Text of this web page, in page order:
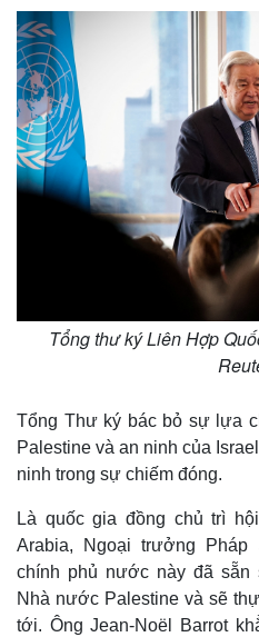
Thế giới
Quan sát
Tổng thư k‎ý Liên Hợp
Tổng Thư ký bác bỏ sự lựa
Palestine và an ninh của
ninh trong sự chiếm đóng.
Là quốc gia đồng chủ trì
Arabia, Ngoại trưởng Pháp
chính phủ nước này đã sẵn
Nhà nước Palestine và sẽ
tới. Ông Jean-Noël Barrot